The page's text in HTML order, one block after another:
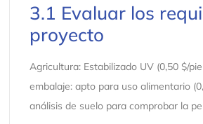
3.1 Evaluar los
proyecto
Agricultura: Estabilizado UV (0,50 $/
embalaje: apto para uso alimentario
análisis de suelo para comprobar la